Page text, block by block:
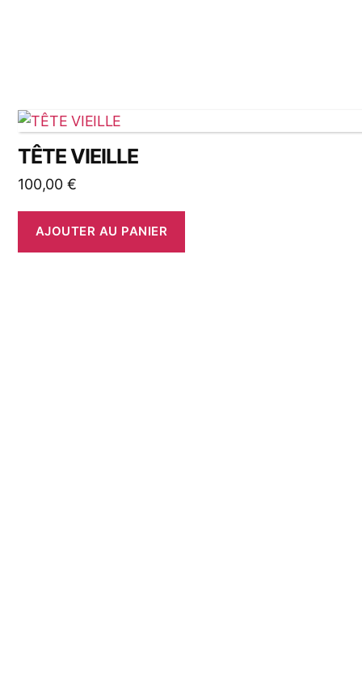
TÊTE VIEILLE
100,00 €
AJOUTER AU PANIER